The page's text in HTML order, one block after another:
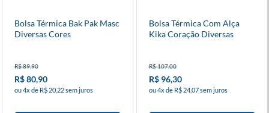
Bolsa Térmica Bak Pak Masc
Diversas Cores
R$ 89,90
R$ 80,90
ou 4x de R$ 20,22 sem juros
Bolsa Térmica Com Alça
Kika Coração Diversas
R$ 107,00
R$ 96,30
ou 4x de R$ 24,07 sem juros